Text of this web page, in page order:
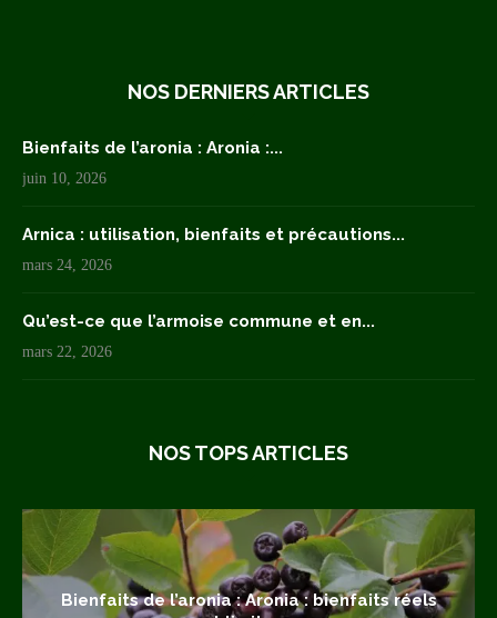
NOS DERNIERS ARTICLES
Bienfaits de l’aronia : Aronia :...
juin 10, 2026
Arnica : utilisation, bienfaits et précautions...
mars 24, 2026
Qu’est-ce que l’armoise commune et en...
mars 22, 2026
NOS TOPS ARTICLES
Bienfaits de l’aronia : Aronia : bienfaits réels